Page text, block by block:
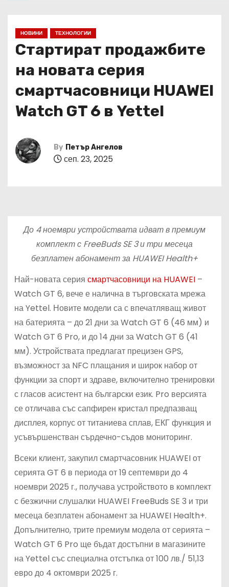
НОВИНИ ТЕХНОЛОГИИ
Стартират продажбите
на новата серия
смартчасовници HUAWEI
Watch GT 6 в Yettel
By Петър Ангелов
сеп. 23, 2025
До 4 ноември устройствата идват в премиум
комплект с FreeBuds SE 3 и три месеца
безплатен абонамент за HUAWEI Health+
Най-новата серия смартчасовници на HUAWEI–
Watch GT 6, вече е налична в търговската мрежа
на Yettel. Новите модели са с впечатляващ живот
на батерията – до 21 дни за Watch GT 6 (46 мм) и
Watch GT 6 Pro, и до 14 дни за Watch GT 6 (41
мм). Устройствата предлагат прецизен GPS,
възможност за NFC плащания и широк набор от
функции за спорт и здраве, включително тренировки
с гласов асистент на български език. Pro версията
се отличава със сапфирен кристал предпазващ
дисплея, корпус от титаниева сплав, ЕКГ функция и
усъвършенстван сърдечно-съдов мониторинг.
Всеки клиент, закупил смартчасовник HUAWEI от
серията GT 6 в периода от 19 септември до 4
ноември 2025 г., получава устройството в комплект
с безжични слушалки HUAWEI FreeBuds SE 3 и три
месеца безплатен абонамент за HUAWEI Health+.
Допълнително, трите премиум модела от серията –
Watch GT 6 Pro ще бъдат достъпни в магазините
на Yettel със специална отстъпка от 100 лв./ 51,13
евро до 4 октомври 2025 г.